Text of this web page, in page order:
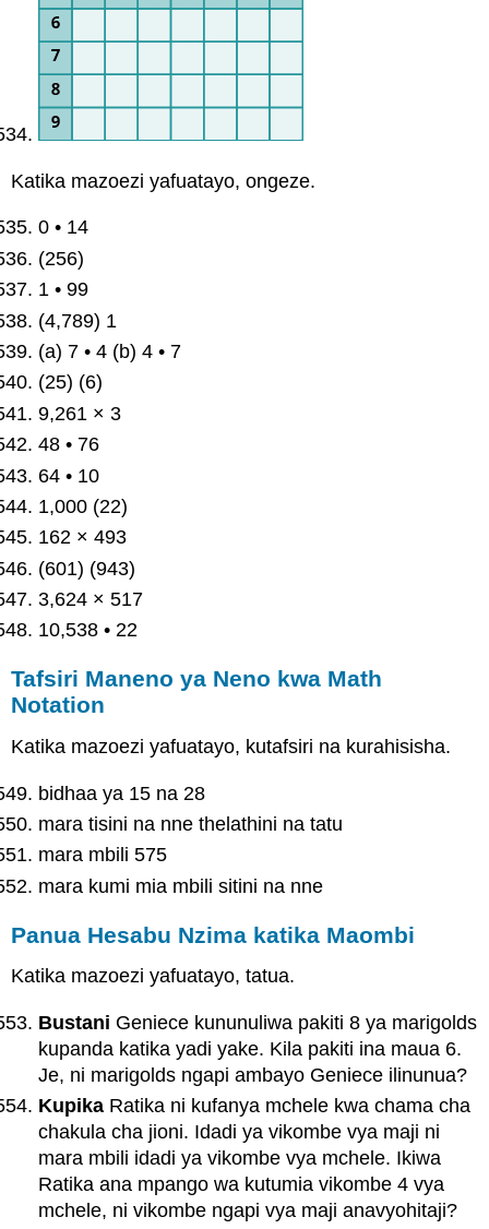
Katika mazoezi yafuatayo, ongeze.
0 • 14
(256)
1 • 99
(4,789) 1
(a) 7 • 4 (b) 4 • 7
(25) (6)
9,261 × 3
48 • 76
64 • 10
1,000 (22)
162 × 493
(601) (943)
3,624 × 517
10,538 • 22
Tafsiri Maneno ya Neno kwa Math
Notation
Katika mazoezi yafuatayo, kutafsiri na kurahisisha.
bidhaa ya 15 na 28
mara tisini na nne thelathini na tatu
mara mbili 575
mara kumi mia mbili sitini na nne
Panua Hesabu Nzima katika Maombi
Katika mazoezi yafuatayo, tatua.
Bustani Geniece kununuliwa pakiti 8 ya marigolds
kupanda katika yadi yake. Kila pakiti ina maua 6.
Je, ni marigolds ngapi ambayo Geniece ilinunua?
Kupika Ratika ni kufanya mchele kwa chama cha
chakula cha jioni. Idadi ya vikombe vya maji ni
mara mbili idadi ya vikombe vya mchele. Ikiwa
Ratika ana mpango wa kutumia vikombe 4 vya
mchele, ni vikombe ngapi vya maji anavyohitaji?